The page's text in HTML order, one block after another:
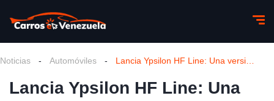
Noticias - Automóviles -
Lancia Ypsilon HF Line: Una